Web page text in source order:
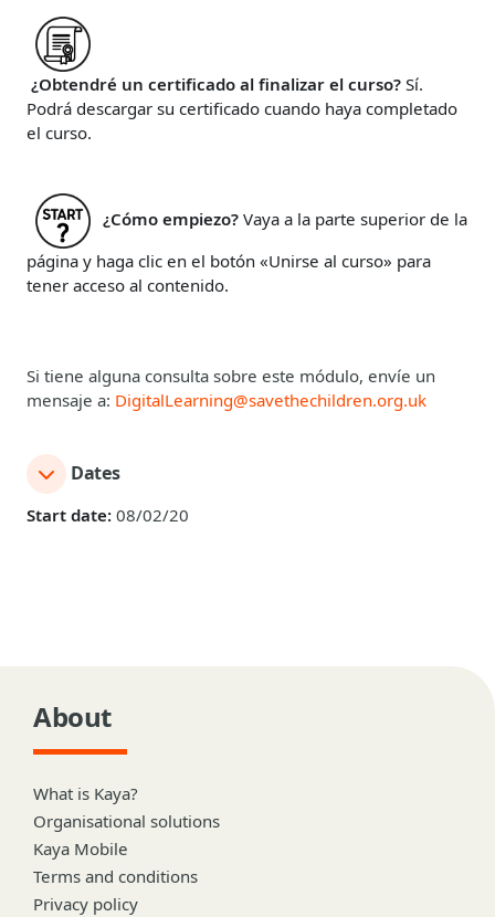
¿Obtendré un certificado al finalizar el curso? Sí.
Podrá descargar su certificado cuando haya completado
el curso.
¿Cómo empiezo? Vaya a la parte superior de la
página y haga clic en el botón «Unirse al curso» para
tener acceso al contenido.
Si tiene alguna consulta sobre este módulo, envíe un
mensaje a: DigitalLearning@savethechildren.org.uk
Dates
Start date: 08/02/20
About
What is Kaya?
Organisational solutions
Kaya Mobile
Terms and conditions
Privacy policy